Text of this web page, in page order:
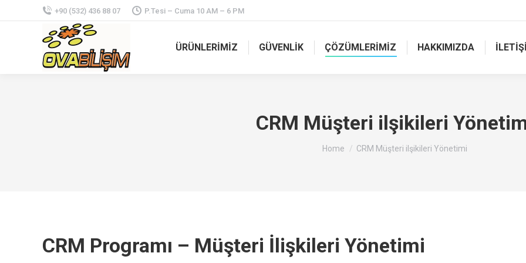
+90 (532) 436 88 07 P.Tesi – Cuma 10 AM – 6 PM
ÜRÜNLERİMİZ GÜVENLİK ÇÖZÜMLERİMİZ HAKKIMIZDA
CRM Müşteri ilşikileri
You are here:
Home CRM Müşteri ilşikileri Yönetimi
CRM Programı – Müşteri İlişkileri Yönetimi